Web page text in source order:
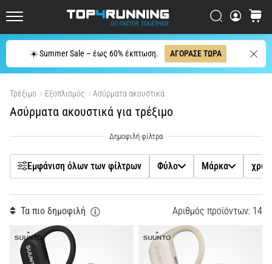
☀️ Summer Sale – έως 60% έκπτωση. ΑΓΟΡΑΣΕ ΤΩΡΑ
Αναζήτηση
καλάθι
Αναζήτηση
να
συνοψιστεί
μόνο
πρόταση:
Πονάει,
αλλά
κόπο!
Ποια
οφέλη
προσφέρει,
…
7. 8. 2026
Τρέξιμο Εξοπλισμός Ασύρματα ακουστικά
Ασύρματα ακουστικά για τρέξιμο
Εμφάνιση όλων των φίλτρων Φύλο Μάρκα
Filtr
Μάρκα
χρώμα
Τιμή
Μέγεθος
Λειτουργία
Τα πιο δημοφιλή Αριθµός προϊόντων: 14